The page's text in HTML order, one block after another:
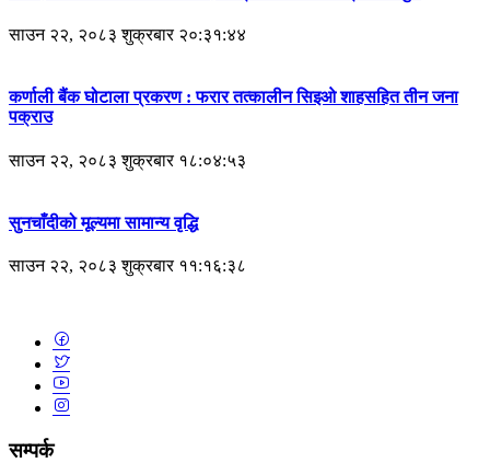
साउन २२, २०८३ शुक्रबार २०:३१:४४
कर्णाली बैंक घोटाला प्रकरण : फरार तत्कालीन सिइओ शाहसहित तीन जना
पक्राउ
साउन २२, २०८३ शुक्रबार १८:०४:५३
सुनचाँदीको मूल्यमा सामान्य वृद्धि
साउन २२, २०८३ शुक्रबार ११:१६:३८
सम्पर्क